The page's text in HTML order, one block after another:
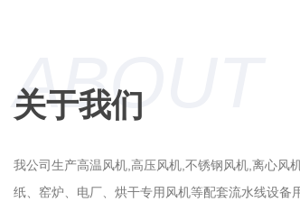
ABOUT
关于我们
我公司生产高温风机,高压风机,不锈钢风机,离心风
纸、窑炉、电厂、烘干专用风机等配套流水线设备